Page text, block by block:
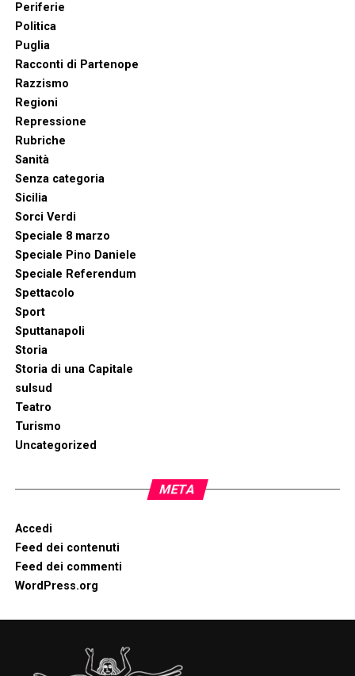
Periferie
Politica
Puglia
Racconti di Partenope
Razzismo
Regioni
Repressione
Rubriche
Sanità
Senza categoria
Sicilia
Sorci Verdi
Speciale 8 marzo
Speciale Pino Daniele
Speciale Referendum
Spettacolo
Sport
Sputtanapoli
Storia
Storia di una Capitale
sulsud
Teatro
Turismo
Uncategorized
META
Accedi
Feed dei contenuti
Feed dei commenti
WordPress.org